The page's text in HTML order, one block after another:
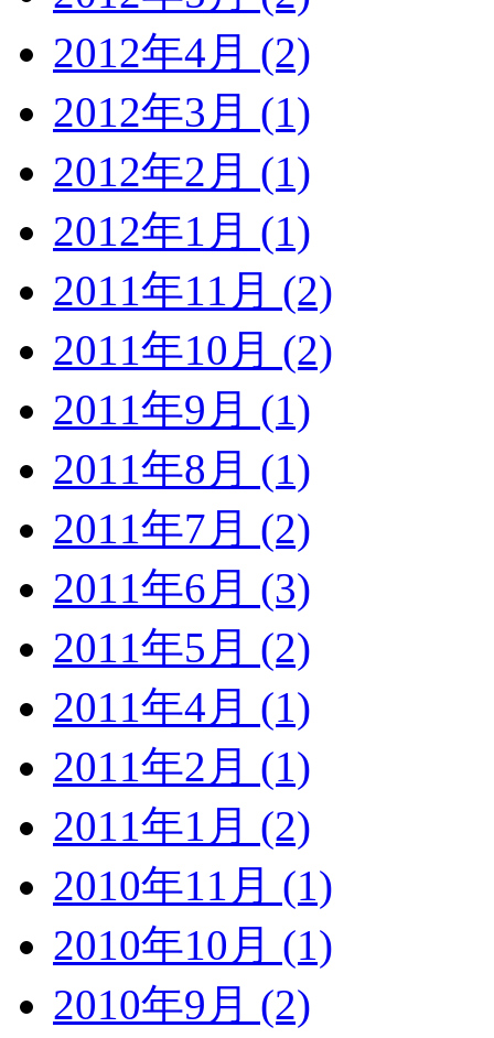
2012年4月 (2)
2012年3月 (1)
2012年2月 (1)
2012年1月 (1)
2011年11月 (2)
2011年10月 (2)
2011年9月 (1)
2011年8月 (1)
2011年7月 (2)
2011年6月 (3)
2011年5月 (2)
2011年4月 (1)
2011年2月 (1)
2011年1月 (2)
2010年11月 (1)
2010年10月 (1)
2010年9月 (2)